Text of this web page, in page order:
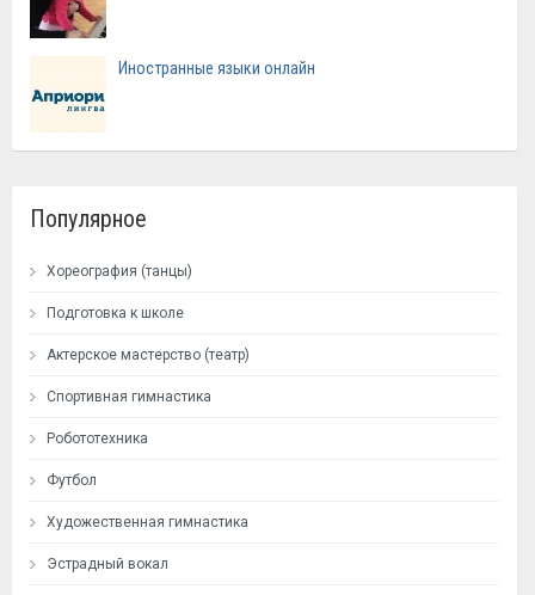
Иностранные языки онлайн
Популярное
Хореография (танцы)
Подготовка к школе
Актерское мастерство (театр)
Спортивная гимнастика
Робототехника
Футбол
Художественная гимнастика
Эстрадный вокал